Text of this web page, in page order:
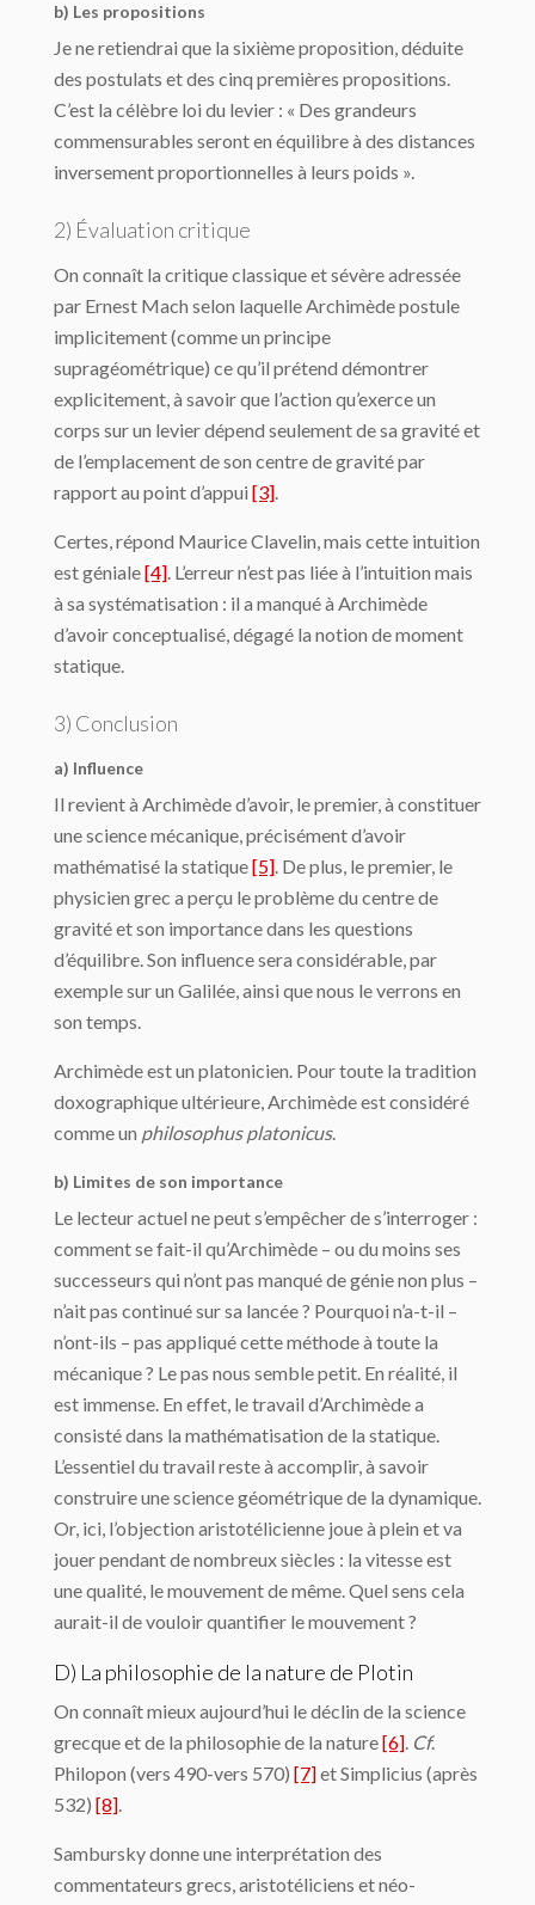
b) Les propositions
Je ne retiendrai que la sixième proposition, déduite
des postulats et des cinq premières propositions.
C’est la célèbre loi du levier : « Des grandeurs
commensurables seront en équilibre à des distances
inversement proportionnelles à leurs poids ».
2) Évaluation critique
On connaît la critique classique et sévère adressée
par Ernest Mach selon laquelle Archimède postule
implicitement (comme un principe
supragéométrique) ce qu’il prétend démontrer
explicitement, à savoir que l’action qu’exerce un
corps sur un levier dépend seulement de sa gravité et
de l’emplacement de son centre de gravité par
rapport au point d’appui [3].
Certes, répond Maurice Clavelin, mais cette intuition
est géniale[4]. L’erreur n’est pas liée à l’intuition mais
à sa systématisation : il a manqué à Archimède
d’avoir conceptua­lisé, dégagé la notion de moment
statique.
3) Conclusion
a) Influence
Il revient à Archimède d’avoir, le premier, à constituer
une science mécanique, préci­sément d’avoir
mathématisé la statique[5]. De plus, le premier, le
physicien grec a perçu le problème du centre de
gravité et son importance dans les questions
d’équilibre. Son influence sera considérable, par
exemple sur un Galilée, ainsi que nous le verrons en
son temps.
Archimède est un platonicien. Pour toute la tradition
doxographique ultérieure, Archimède est considéré
comme un philosophus platonicus.
b) Limites de son importance
Le lecteur actuel ne peut s’empêcher de s’interroger :
comment se fait-il qu’Archimède – ou du moins ses
successeurs qui n’ont pas manqué de génie non plus –
n’ait pas conti­nué sur sa lancée ? Pourquoi n’a-t-il –
n’ont-ils – pas appliqué cette méthode à toute la
mécanique ? Le pas nous semble petit. En réalité, il
est immense. En effet, le travail d’Ar­chimède a
consisté dans la mathématisation de la statique.
L’essentiel du travail reste à accomplir, à savoir
construire une science géométrique de la dynamique.
Or, ici, l’objec­tion aristotélicienne joue à plein et va
jouer pendant de nombreux siècles : la vitesse est
une qualité, le mouvement de même. Quel sens cela
aurait-il de vouloir quantifier le mouvement ?
D) La philosophie de la nature de Plotin
On connaît mieux aujourd’hui le déclin de la science
grecque et de la philosophie de la nature[6]. Cf.
Philopon (vers 490-vers 570) [7]et Simplicius (après
532) [8].
Sambursky donne une interprétation des
commentateurs grecs, aristotéliciens et néo-